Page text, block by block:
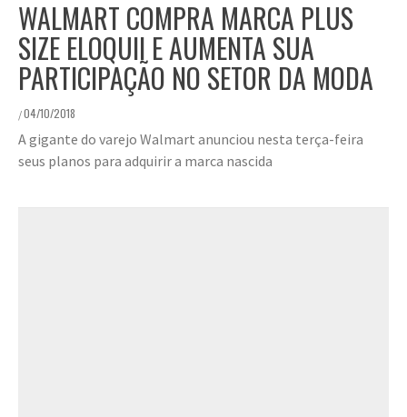
WALMART COMPRA MARCA PLUS
SIZE ELOQUII E AUMENTA SUA
PARTICIPAÇÃO NO SETOR DA MODA
/04/10/2018
A gigante do varejo Walmart anunciou nesta terça-feira
seus planos para adquirir a marca nascida